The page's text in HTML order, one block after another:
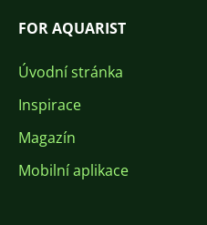
FOR AQUARIST
Úvodní stránka
Inspirace
Magazín
Mobilní aplikace